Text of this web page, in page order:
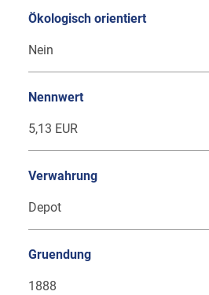
Ökologisch orientiert
Nein
Nennwert
5,13 EUR
Verwahrung
Depot
Gruendung
1888